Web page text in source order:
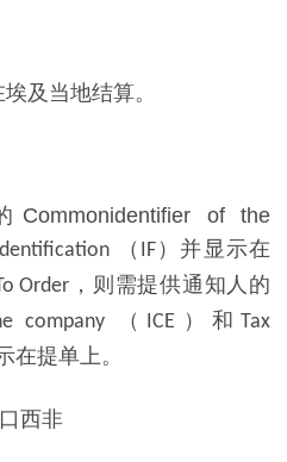
及当地结算。
Commonidentifier of the
（ IF）并显示在
Order ，则需提供通知人的
company （ ICE ）和Tax
在提单上。
西非